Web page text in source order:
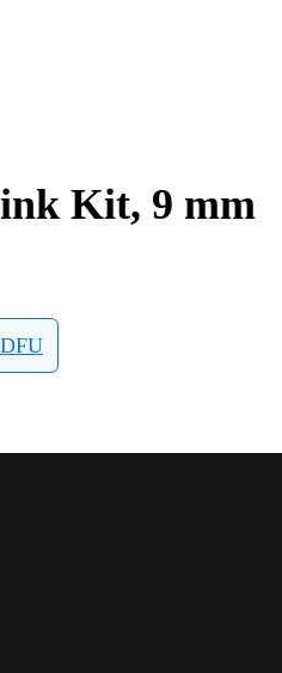
Kit, 9 mm